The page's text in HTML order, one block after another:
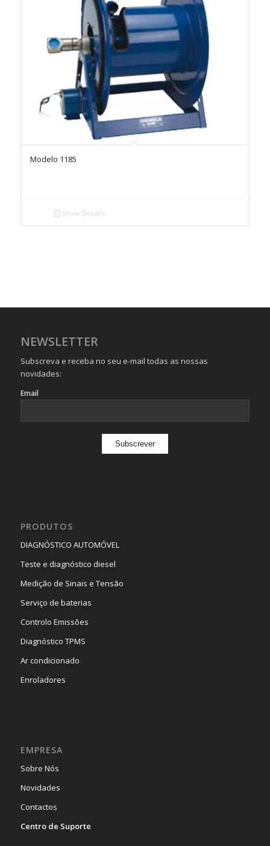
Modelo 1185
Show Details
NEWSLETTER
Subscreva e receba no seu e-mail todas as nossas
novidades:
Email
PRODUTOS
DIAGNÓSTICO AUTOMÓVEL
Teste e diagnóstico diesel
Medição de Sinais e Tensão
Serviço de baterias
Controlo Emissões
Diagnóstico TPMS
Ar condicionado
Enroladores
EMPRESA
Sobre Nós
Novidades
Contactos
Centro de Suporte